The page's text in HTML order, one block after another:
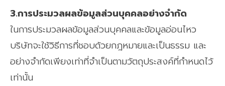
3.การประมวลผลข้อมูลส่วนบุคคลอย่างจำกัด
ในการประมวลผลข้อมูลส่วนบุคคลและข้อมูลอ่อนไหว
บริษัทจะใช้วิธีการที่ชอบด้วยกฎหมายและเป็นธรรม และ
อย่างจำกัดเพียงเท่าที่จำเป็นตามวัตถุประสงค์ที่กำหนดไว้
เท่านั้น